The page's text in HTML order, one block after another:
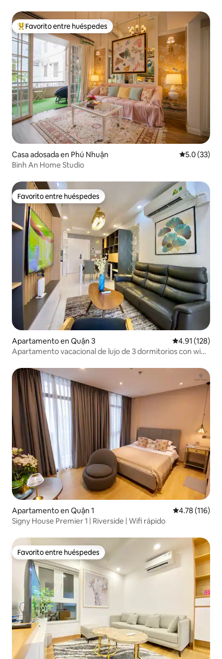
Favorito entre huéspedes preferido
Favorito entre huéspedes
Casa adosada en Phú Nhuận Calificación
5.0 (33)
Binh An Home Studio
Favorito entre huéspedes
Favorito entre huéspedes
Apartamento en Quận 3 Calificación
4.91 (128)
Apartamento vacacional de lujo de 3 dormitorios con wifi
Apartamento en Quận 1 Calificación
4.78 (116)
Signy House Premier 1 | Riverside | Wifi rápido
Favorito entre huéspedes
Favorito entre huéspedes